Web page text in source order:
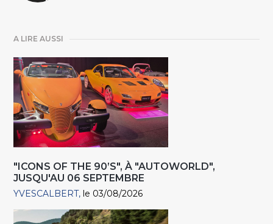
A LIRE AUSSI
"ICONS OF THE 90’S", À "AUTOWORLD",
JUSQU'AU 06 SEPTEMBRE
YVESCALBERT le 03/08/2026